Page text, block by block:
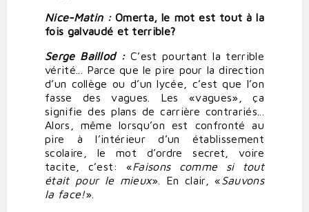
Nice-Matin :Omerta, le mot est tout à la
fois galvaudé et terrible?
Serge Baillod :C’est pourtant la terrible
vérité... Parce que le pire pour la direction
d’un collège ou d’un lycée, c’est que l’on
fasse des vagues. Les «vagues», ça
signifie des plans de carrière contrariés...
Alors, même lorsqu’on est confronté au
pire à l’intérieur d’un établissement
scolaire, le mot d’ordre secret, voire
tacite, c’est: «Faisons comme si
tout
était pour le mieux». En clair, «Sauvons
la face!».